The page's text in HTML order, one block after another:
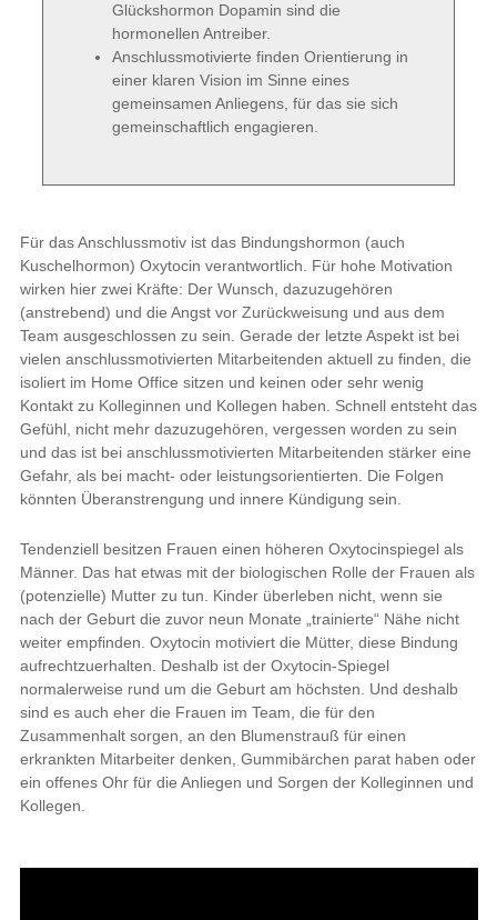
Glückshormon Dopamin sind die
hormonellen Antreiber.
Anschlussmotivierte finden Orientierung in
einer klaren Vision im Sinne eines
gemeinsamen Anliegens, für das sie sich
gemeinschaftlich engagieren.
Für das Anschlussmotiv ist das Bindungshormon (auch
Kuschelhormon) Oxytocin verantwortlich. Für hohe Motivation
wirken hier zwei Kräfte: Der Wunsch, dazuzugehören
(anstrebend) und die Angst vor Zurückweisung und aus dem
Team ausgeschlossen zu sein. Gerade der letzte Aspekt ist bei
vielen anschlussmotivierten Mitarbeitenden aktuell zu finden, die
isoliert im Home Office sitzen und keinen oder sehr wenig
Kontakt zu Kolleginnen und Kollegen haben. Schnell entsteht das
Gefühl, nicht mehr dazuzugehören, vergessen worden zu sein
und das ist bei anschlussmotivierten Mitarbeitenden stärker eine
Gefahr, als bei macht- oder leistungsorientierten. Die Folgen
könnten Überanstrengung und innere Kündigung sein.
Tendenziell besitzen Frauen einen höheren Oxytocinspiegel als
Männer. Das hat etwas mit der biologischen Rolle der Frauen als
(potenzielle) Mutter zu tun. Kinder überleben nicht, wenn sie
nach der Geburt die zuvor neun Monate „trainierte“ Nähe nicht
weiter empfinden. Oxytocin motiviert die Mütter, diese Bindung
aufrechtzuerhalten. Deshalb ist der Oxytocin-Spiegel
normalerweise rund um die Geburt am höchsten. Und deshalb
sind es auch eher die Frauen im Team, die für den
Zusammenhalt sorgen, an den Blumenstrauß für einen
erkrankten Mitarbeiter denken, Gummibärchen parat haben oder
ein offenes Ohr für die Anliegen und Sorgen der Kolleginnen und
Kollegen.